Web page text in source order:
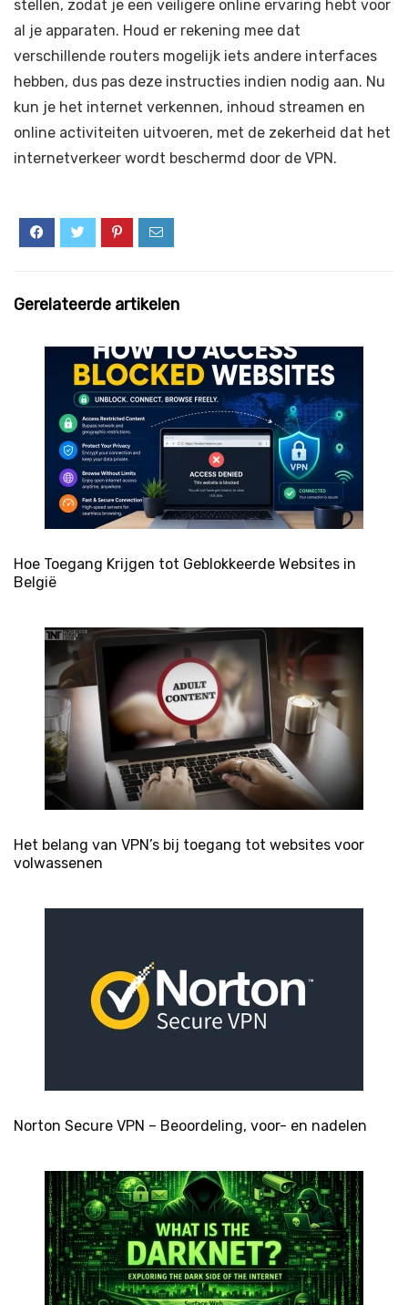
stellen, zodat je een veiligere online ervaring hebt voor
al je apparaten. Houd er rekening mee dat
verschillende routers mogelijk iets andere interfaces
hebben, dus pas deze instructies indien nodig aan. Nu
kun je het internet verkennen, inhoud streamen en
online activiteiten uitvoeren, met de zekerheid dat het
internetverkeer wordt beschermd door de VPN.
Gerelateerde artikelen
Hoe Toegang Krijgen tot Geblokkeerde Websites in
België
Het belang van VPN’s bij toegang tot websites voor
volwassenen
Norton Secure VPN – Beoordeling, voor- en nadelen